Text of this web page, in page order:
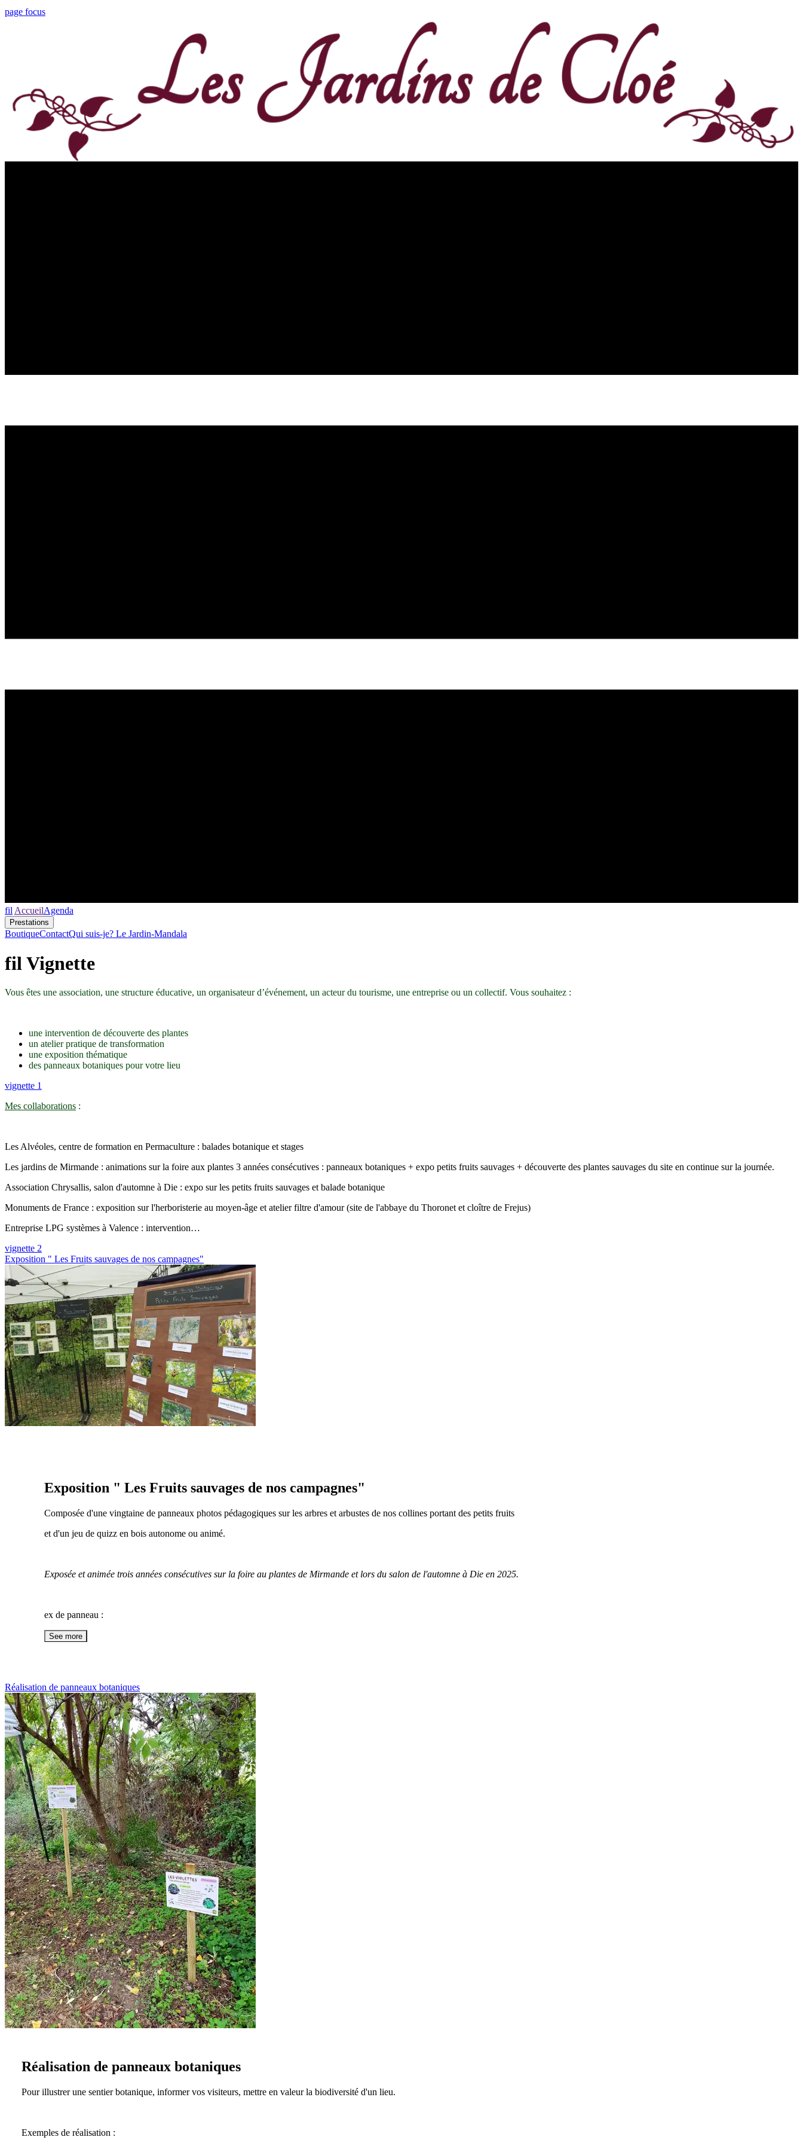
page focus
fil AccueilAgenda
Prestations
BoutiqueContactQui suis-je? Le Jardin-Mandala
fil Vignette